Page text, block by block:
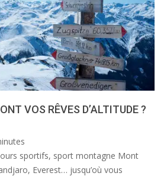
VOS RÊVES D’ALTITUDE ?
sportifs, sport montagne Mont
Everest… jusqu’où vous